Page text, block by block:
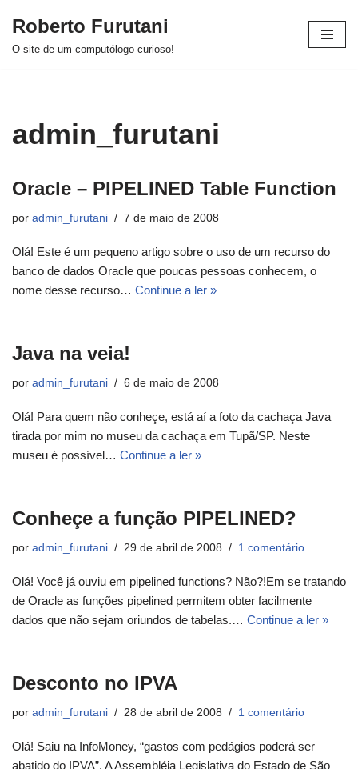
Pular
Roberto Furutani
O site de um computólogo curioso!
admin_furutani
Oracle – PIPELINED Table Function
por admin_furutani 7 de maio de 2008
Olá! Este é um pequeno artigo sobre o uso de um recurso do
banco de dados Oracle que poucas pessoas conhecem, o
nome desse recurso… Continue a ler »
Java na veia!
por admin_furutani 6 de maio de 2008
Olá! Para quem não conheçe, está aí a foto da cachaça Java
tirada por mim no museu da cachaça em Tupã/SP. Neste
museu é possível… Continue a ler »
Conheçe a função PIPELINED?
por admin_furutani 29 de abril de 2008 1 comentário
Olá! Você já ouviu em pipelined functions? Não?!Em se tratando
de Oracle as funções pipelined permitem obter facilmente
dados que não sejam oriundos de tabelas.… Continue a ler »
Desconto no IPVA
por admin_furutani 28 de abril de 2008 1 comentário
Olá! Saiu na InfoMoney, “gastos com pedágios poderá ser
abatido do IPVA”. A Assembléia Legislativa do Estado de São